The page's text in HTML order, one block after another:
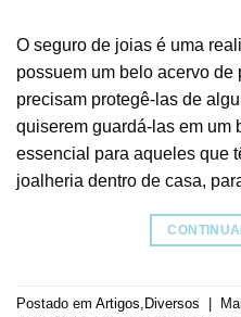
O seguro de joias é uma
possuem um belo acervo
precisam protegê-las de
quiserem guardá-las em um
essencial para aqueles que
joalheria dentro de casa,
Postado em Artigos Diversos